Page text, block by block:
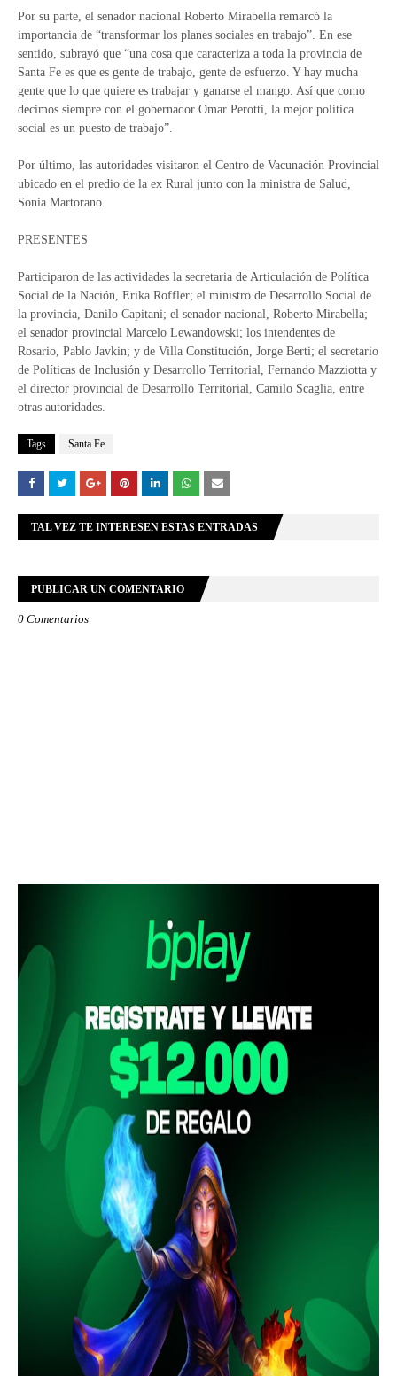
Por su parte, el senador nacional Roberto Mirabella remarcó la
importancia de “transformar los planes sociales en trabajo”. En ese
sentido, subrayó que “una cosa que caracteriza a toda la provincia de
Santa Fe es que es gente de trabajo, gente de esfuerzo. Y hay mucha
gente que lo que quiere es trabajar y ganarse el mango. Así que como
decimos siempre con el gobernador Omar Perotti, la mejor política
social es un puesto de trabajo”.
Por último, las autoridades visitaron el Centro de Vacunación Provincial
ubicado en el predio de la ex Rural junto con la ministra de Salud,
Sonia Martorano.
PRESENTES
Participaron de las actividades la secretaria de Articulación de Política
Social de la Nación, Erika Roffler; el ministro de Desarrollo Social de
la provincia, Danilo Capitani; el senador nacional, Roberto Mirabella;
el senador provincial Marcelo Lewandowski; los intendentes de
Rosario, Pablo Javkin; y de Villa Constitución, Jorge Berti; el secretario
de Políticas de Inclusión y Desarrollo Territorial, Fernando Mazziotta y
el director provincial de Desarrollo Territorial, Camilo Scaglia, entre
otras autoridades.
Tags Santa Fe
TAL VEZ TE INTERESEN ESTAS ENTRADAS
PUBLICAR UN COMENTARIO
0 Comentarios